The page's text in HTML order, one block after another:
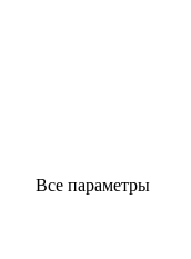
Все параметры